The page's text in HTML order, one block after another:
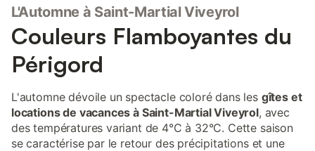
L'Automne à Saint-Martial Viveyrol
Couleurs Flamboyantes du
Périgord
L'automne dévoile un spectacle coloré dans les gîtes et
locations de vacances à Saint-Martial Viveyrol, avec
des températures variant de 4°C à 32°C. Cette saison
se caractérise par le retour des précipitations et une